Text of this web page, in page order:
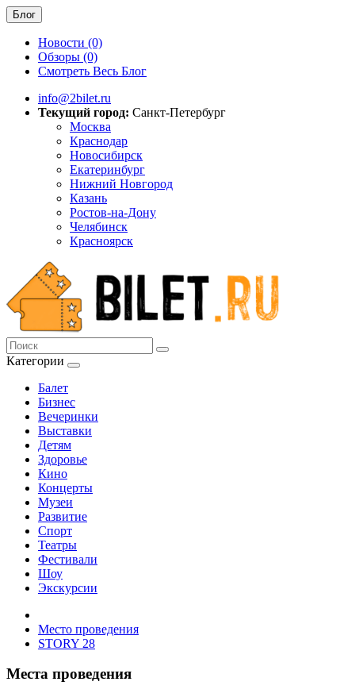
Блог
Новости (0)
Обзоры (0)
Смотреть Весь Блог
info@2bilet.ru
Текущий город: Санкт-Петербург
Москва
Краснодар
Новосибирск
Екатеринбург
Нижний Новгород
Казань
Ростов-на-Дону
Челябинск
Красноярск
Категории
Балет
Бизнес
Вечеринки
Выставки
Детям
Здоровье
Кино
Концерты
Музеи
Развитие
Спорт
Театры
Фестивали
Шоу
Экскурсии
Место проведения
STORY 28
Места проведения